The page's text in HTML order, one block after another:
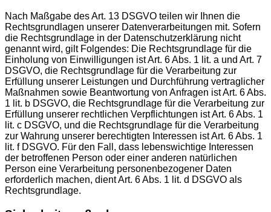
Nach Maßgabe des Art. 13 DSGVO teilen wir Ihnen die
Rechtsgrundlagen unserer Datenverarbeitungen mit. Sofern
die Rechtsgrundlage in der Datenschutzerklärung nicht
genannt wird, gilt Folgendes: Die Rechtsgrundlage für die
Einholung von Einwilligungen ist Art. 6 Abs. 1 lit. a und Art. 7
DSGVO, die Rechtsgrundlage für die Verarbeitung zur
Erfüllung unserer Leistungen und Durchführung vertraglicher
Maßnahmen sowie Beantwortung von Anfragen ist Art. 6 Abs.
1 lit. b DSGVO, die Rechtsgrundlage für die Verarbeitung zur
Erfüllung unserer rechtlichen Verpflichtungen ist Art. 6 Abs. 1
lit. c DSGVO, und die Rechtsgrundlage für die Verarbeitung
zur Wahrung unserer berechtigten Interessen ist Art. 6 Abs. 1
lit. f DSGVO. Für den Fall, dass lebenswichtige Interessen
der betroffenen Person oder einer anderen natürlichen
Person eine Verarbeitung personenbezogener Daten
erforderlich machen, dient Art. 6 Abs. 1 lit. d DSGVO als
Rechtsgrundlage.